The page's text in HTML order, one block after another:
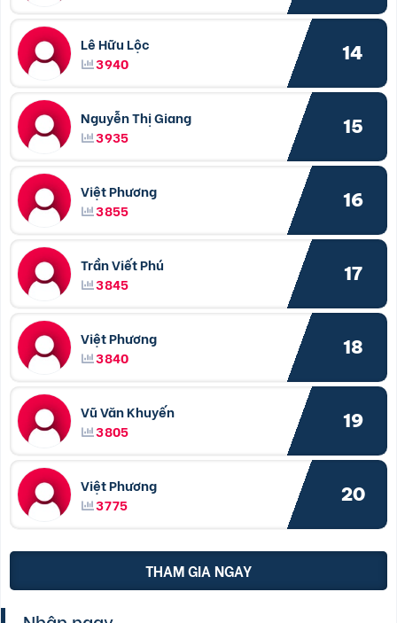
Lê Hữu Lộc
3940
14
Nguyễn Thị Giang
3935
15
Việt Phương
3855
16
Trần Viết Phú
3845
17
Việt Phương
3840
18
Vũ Văn Khuyến
3805
19
Việt Phương
3775
20
THAM GIA NGAY